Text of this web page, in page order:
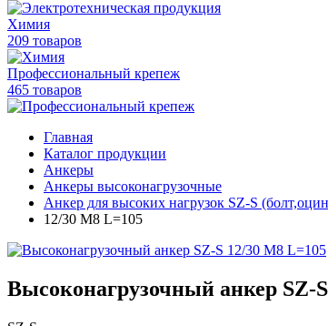
Химия
209 товаров
Профессиональный крепеж
465 товаров
Главная
Каталог продукции
Анкеры
Анкеры высоконагрузочные
Анкер для высоких нагрузок SZ-S
12/30 M8 L=105
Высоконагрузочный анкер SZ-